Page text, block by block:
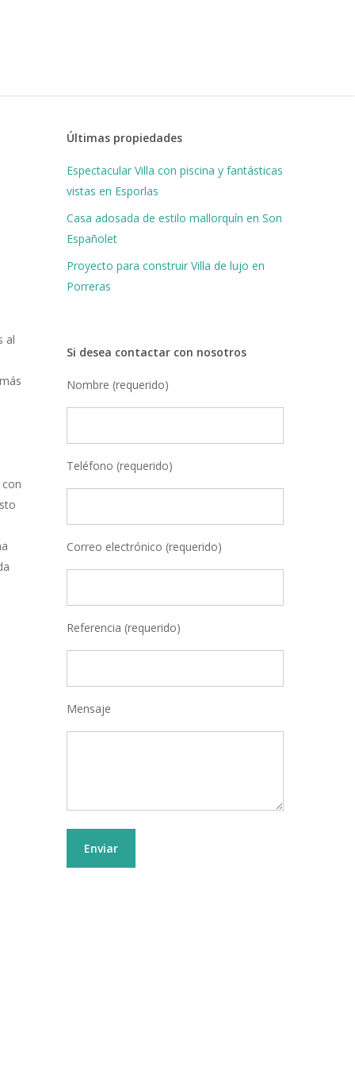
al
Últimas propiedades
Espectacular Villa con piscina y fantásticas
vistas en Esporlas
Casa adosada de estilo mallorquín en Son
Españolet
Proyecto para construir Villa de lujo en
Porreras
Si desea contactar con nosotros
Nombre (requerido)
Teléfono (requerido)
Correo electrónico (requerido)
Referencia (requerido)
Mensaje